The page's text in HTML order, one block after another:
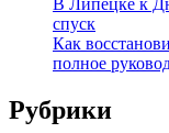
спуск
Как
полное
Рубрики